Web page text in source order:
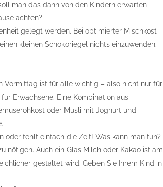
man das dann von den Kindern erwarten
achten?
gelegt werden. Bei optimierter Mischkost
kleinen Schokoriegel nichts einzuwenden.
Vormittag ist für alle wichtig – also nicht nur für
Erwachsene. Eine Kombination aus
oder Müsli mit Joghurt und
fehlt einfach die Zeit! Was kann man tun?
nötigen. Auch ein Glas Milch oder Kakao ist am
gestaltet wird. Geben Sie Ihrem Kind in